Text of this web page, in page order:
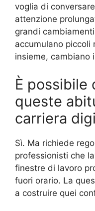
voglia di
attenzione
grandi
accumulano piccoli
insieme, cambiano
È possibile
queste
carriera
Sì. Ma richiede
professionisti che
finestre di lavoro
fuori orario. La
a costruire quei